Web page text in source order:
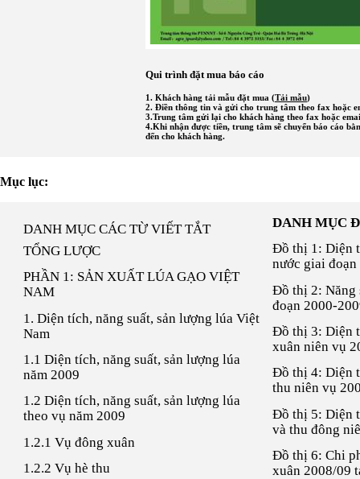
Qui trình đặt mua báo cáo
1. Khách hàng tải mẫu đặt mua (Tải mẫu)
2. Điền thông tin và gửi cho trung tâm theo fax hoặc
3.Trung tâm gửi lại cho khách hàng theo fax hoặc
4.Khi nhận được tiền, trung tâm sẽ chuyển báo cáo
đến cho khách hàng.
Mục lục:
DANH MỤC CÁC TỪ VIẾT TẮT
TỔNG LƯỢC
PHẦN 1: SẢN XUẤT LÚA GẠO VIỆT
NAM
1. Diện tích, năng suất, sản lượng lúa Việt
Nam
1.1 Diện tích, năng suất, sản lượng lúa
năm 2009
1.2 Diện tích, năng suất, sản lượng lúa
theo vụ năm 2009
1.2.1 Vụ đông xuân
1.2.2 Vụ hè thu
DANH MỤC
Đồ thị 1: Diện
nước giai
Đồ thị 2: Năng
đoạn 2000-
Đồ thị 3: Diện
xuân niên vụ
Đồ thị 4: Diện
thu niên vụ
Đồ thị 5: Diện
và thu đông
Đồ thị 6: Chi
xuân 2008/09